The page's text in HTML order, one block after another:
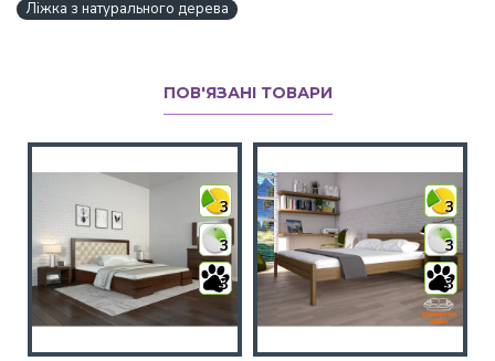
Ліжка з натурального дерева
ПОВ'ЯЗАНІ ТОВАРИ
3
3
3
3
3
3